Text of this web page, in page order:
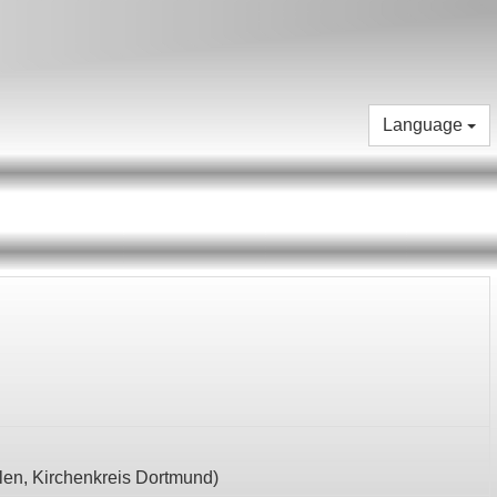
Language
Kirchenkreis Dortmund)